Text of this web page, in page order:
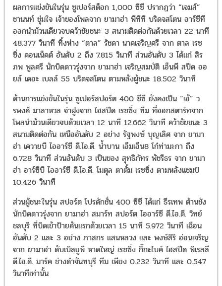
ผลการแข่งขันในรุ่น ซูเปอร์สต็อก 1,000 ซีซี ปรากฏว่า “เจมส์”
ชานนท์ ชุ่มใจ เจ้าของโพลจาก ยามาฮ่า พีทีที บริดจสโตน อาร์ซีที
ออกนำม้วนเดียวจบคว้าชัยชนะ 3 สนามติดต่อกันด้วยเวลา 22 นาที
48.377 วินาที ทิ้งห่าง “ตาล” รัชดา นาคเจริญศรี จาก ตาล เรซ
ซิ่ง คอนเน็คต์ อันดับ 2 ถึง 7.815 วินาที ส่วนอันดับ 3 ได้แก่ สิร
ภพ พูลศรี นักบิดดาวรุ่งจาก ยามาฮ่า เจริญสมบัติ เอ็นพี สปีด ออ
ยล์ เดอะ เบลล์ 55 บริดจสโตน ตามหลังผู้ชนะ 18.502 วินาที
ด้านการแข่งขันในรุ่น ซูเปอร์สปอร์ต 400 ซีซี ยังคงเป็น “เอ้” ว
รพงศ์ มาลาหวล จ่าฝูงจาก ไฮสปีด เรซซิ่ง ทีม ที่ออกสตาร์ทจาก
โพลนำม้วนเดียวจบด้วยเวลา 12 นาที 12.662 วินาที คว้าชัยชนะ 3
สนามติดต่อกัน เหนืออันดับ 2 อย่าง รัฐพงษ์ บุญเลิศ จาก ยามา
ฮ่า เควายบี ไออาร์ซี ดี.ไอ.ดี. น้ำบาน เอ็มเอ็น8 โก๋ท่ามะกา ถึง
6.728 วินาที ส่วนอันดับ 3 เป็นของ สุทธิภัทร พัชรีธร จาก ยามา
ฮ่า อาร์ซีบี ไออาร์ซี ดี.ไอ.ดี. โมตุล ตาตั้ม เรซซิ่ง ตามหลังแชมป์
10.426 วินาที
ส่วนผู้ชนะในรุ่น สปอร์ต โปรดักชั่น 400 ซีซี ได้แก่ ธีรเทพ ต้านชัง
นักบิดดาวรุ่งจาก ยามาฮ่า สมาร์ท สปอร์ต ไออาร์ซี ดี.ไอ.ดี. วิทย์
ชลบุรี ที่บิดเข้าป้ายคันแรกด้วยเวลา 15 นาที 5.972 วินาที เฉือน
อันดับ 2 และ 3 อย่าง ภาสกร แสนหลวง และ พงษ์สิริ อ่อนเจริญ
จาก ยามาฮ่า ดับเบิลยูพี หาดใหญ่ เรซซิ่ง กิ๊กะไบค์ ไฮสปีด พิเรลลี
ดี.ไอ.ดี. มาร์ค ช่างดำจันทบุรี ทีม เพียง 0.232 วินาที และ 0.547
วินาทีเท่านั้น